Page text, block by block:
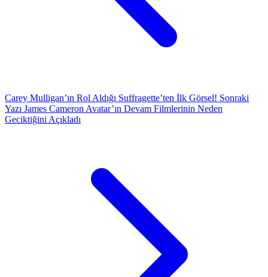
Carey Mulligan’ın Rol Aldığı Suffragette’ten İlk Görsel! Sonraki
Yazı James Cameron Avatar’ın Devam Filmlerinin Neden
Geciktiğini Açıkladı